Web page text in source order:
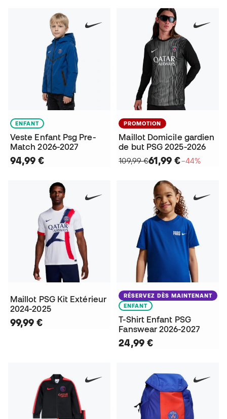
ENFANT
Veste Enfant Psg Pre-
Match 2026-2027
94,99 €
PROMOTION
Maillot Domicile gardien
de but PSG 2025-2026
109,99 €61,99 €−44%
Maillot PSG Kit Extérieur
2024-2025
99,99 €
RÉSERVEZ DÈS MAINTENANT
ENFANT
T-Shirt Enfant PSG
Fanswear 2026-2027
24,99 €